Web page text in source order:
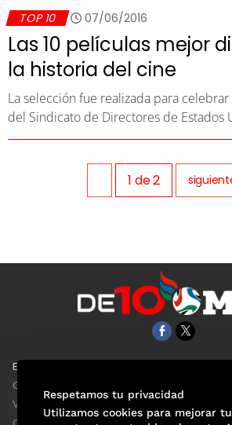
TOP 10 07/06/2016
Las 10 películas mejor
la historia del cine
La selección fue realizada para
del Sindicato de Directores de Estados
1 de2
EL UNIVERSAL
Clase
ViveUSA
Respetamos tu privacidad
Utilizamos cookies para mejorar